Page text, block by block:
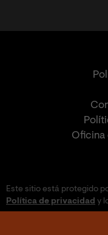
Oficina
Este sitio está protegido
Política de privacidad y